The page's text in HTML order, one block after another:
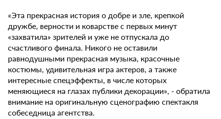
«Эта прекрасная история о добре и зле, крепкой
дружбе, верности и коварстве с первых минут
«захватила» зрителей и уже не отпускала до
счастливого финала. Никого не оставили
равнодушными прекрасная музыка, красочные
костюмы, удивительная игра актеров, а также
интересные спецэффекты, в числе которых
меняющиеся на глазах публики декорации», - обратила
внимание на оригинальную сценографию спектакля
собеседница агентства.